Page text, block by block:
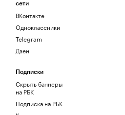
сети
ВКонтакте
Одноклассники
Telegram
Дзен
Подписки
Скрыть баннеры
на РБК
Подписка на РБК